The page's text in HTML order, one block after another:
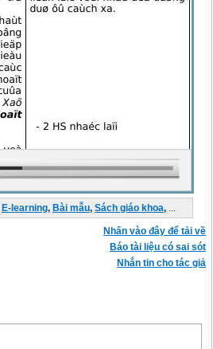
E-learning, Bài mẫu, Sách giáo khoa, ...
Nhấn vào đây để tải về
Báo tài liệu có sai sót
Nhắn tin cho tác giả